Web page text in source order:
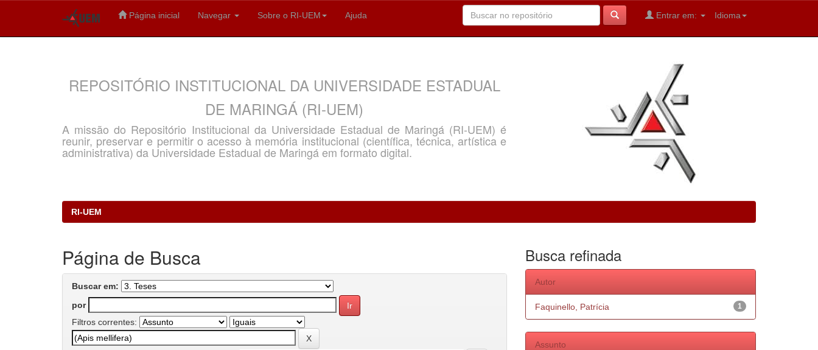
Página inicial Navegar Sobre o RI-UEM Ajuda Idioma
Entrar em:
REPOSITÓRIO INSTITUCIONAL DA UNIVERSIDADE ESTADUAL
DE MARINGÁ (RI-UEM)
A missão do Repositório Institucional da Universidade Estadual de Maringá (RI-UEM) é
reunir, preservar e permitir o acesso à memória institucional (científica, técnica, artística e
administrativa) da Universidade Estadual de Maringá em formato digital.
RI-UEM
Página de Busca
Buscar em:
por
Filtros correntes:
Busca refinada
Autor
1
Faquinello, Patrícia
Assunto